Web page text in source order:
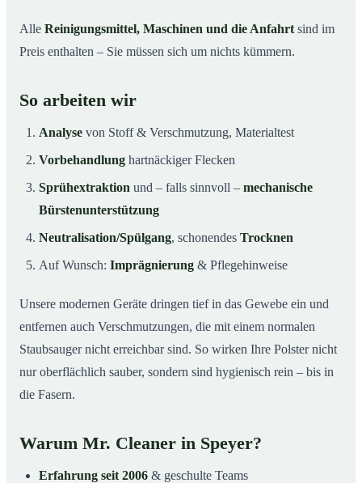
Alle Reinigungsmittel, Maschinen und die Anfahrt sind im
Preis enthalten – Sie müssen sich um nichts kümmern.
So arbeiten wir
Analyse von Stoff & Verschmutzung, Materialtest
Vorbehandlung hartnäckiger Flecken
Sprühextraktion und – falls sinnvoll – mechanische
Bürstenunterstützung
Neutralisation/Spülgang, schonendes Trocknen
Auf Wunsch: Imprägnierung & Pflegehinweise
Unsere modernen Geräte dringen tief in das Gewebe ein und
entfernen auch Verschmutzungen, die mit einem normalen
Staubsauger nicht erreichbar sind. So wirken Ihre Polster nicht
nur oberflächlich sauber, sondern sind hygienisch rein – bis in
die Fasern.
Warum Mr. Cleaner in Speyer?
Erfahrung seit 2006 & geschulte Teams